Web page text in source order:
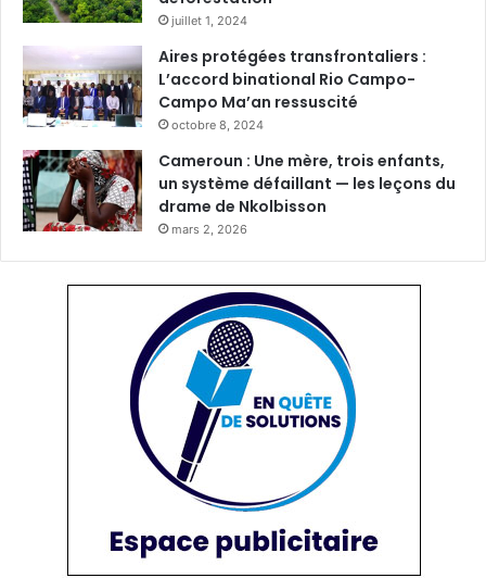
juillet 1, 2024
Aires protégées transfrontaliers :
L’accord binational Rio Campo-
Campo Ma’an ressuscité
octobre 8, 2024
Cameroun : Une mère, trois enfants,
un système défaillant — les leçons du
drame de Nkolbisson
mars 2, 2026